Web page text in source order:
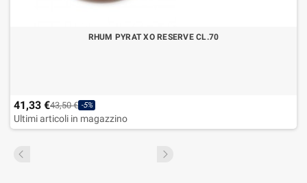
RHUM PYRAT XO RESERVE CL.70
41,33 €43,50 € -5%
Ultimi articoli in magazzino